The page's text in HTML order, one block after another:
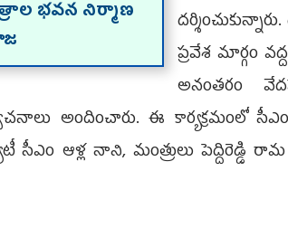
భవన నిర్మాణ
ప్రవేశ మార్గం
అనంతరం
అందించారు. ఈ కార్యక్రమంలో
సీఎం ఆళ్ల నాని, మంత్రులు పెద్దిరెడ్డి